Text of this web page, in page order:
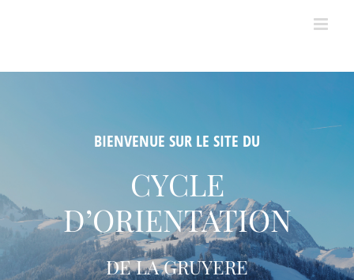
BIENVENUE SUR LE SITE DU
CYCLE
D’ORIENTATION
DE LA GRUYERE